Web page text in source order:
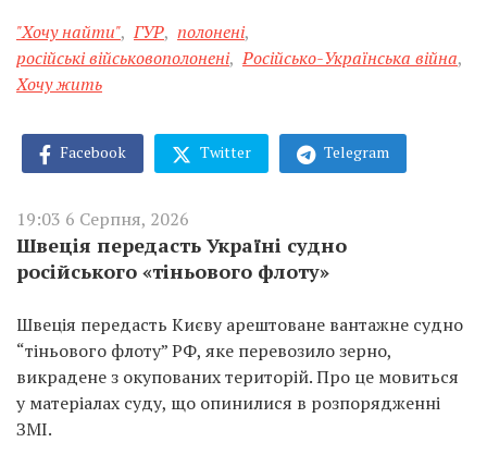
"Хочу найти", ГУР, полонені,
російські військовополонені, Російсько-Українська війна,
Хочу жить
Facebook Twitter Telegram
19:03 6 Серпня, 2026
Швеція передасть Україні судно
російського «тіньового флоту»
Швеція передасть Києву арештоване вантажне судно
“тіньового флоту” РФ, яке перевозило зерно,
викрадене з окупованих територій. Про це мовиться
у матеріалах суду, що опинилися в розпорядженні
ЗМІ.